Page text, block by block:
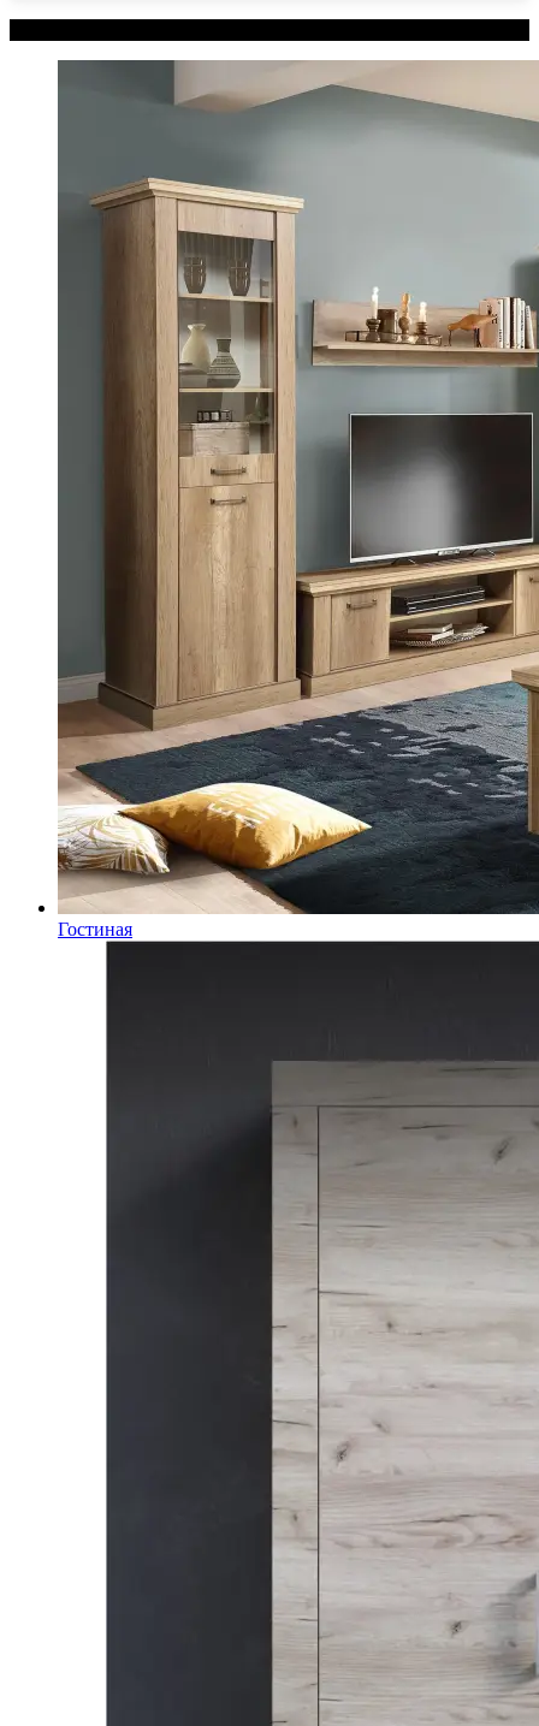
Гостиная